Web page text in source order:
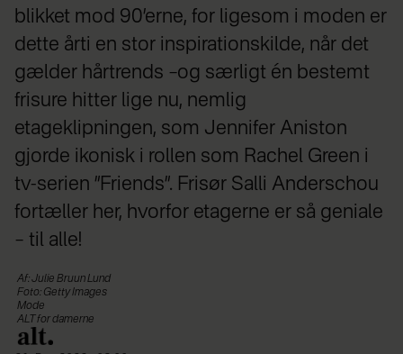
blikket mod 90’erne, for ligesom i moden er
dette årti en stor inspirationskilde, når det
gælder hårtrends –og særligt én bestemt
frisure hitter lige nu, nemlig
etageklipningen, som Jennifer Aniston
gjorde ikonisk i rollen som Rachel Green i
tv-serien ”Friends”. Frisør Salli Anderschou
fortæller her, hvorfor etagerne er så geniale
– til alle!
Af: Julie Bruun Lund
Foto: Getty Images
Mode
ALT for damerne